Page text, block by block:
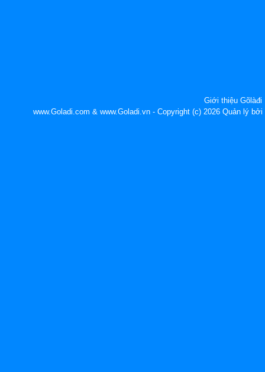
Giới thiệu Gõlàđi
www.Goladi.com & www.Goladi.vn - Copyright (c) 2026 Quản lý